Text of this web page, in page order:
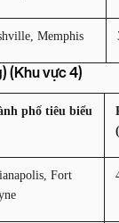
Memphis
(Khu vực 4)
phố tiêu biểu
Fort